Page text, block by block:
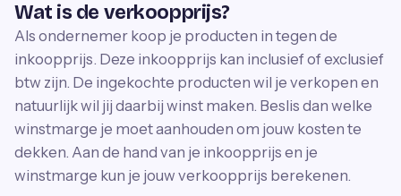
Wat is de verkoopprijs?
Als ondernemer koop je producten in tegen de
inkoopprijs. Deze inkoopprijs kan inclusief of exclusief
btw zijn. De ingekochte producten wil je verkopen en
natuurlijk wil jij daarbij winst maken. Beslis dan welke
winstmarge je moet aanhouden om jouw kosten te
dekken. Aan de hand van je inkoopprijs en je
winstmarge kun je jouw verkoopprijs berekenen.